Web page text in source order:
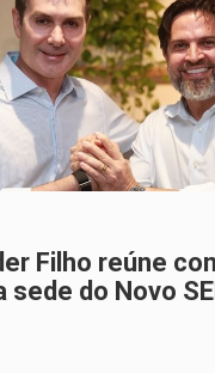
Filho reúne
sede do Novo